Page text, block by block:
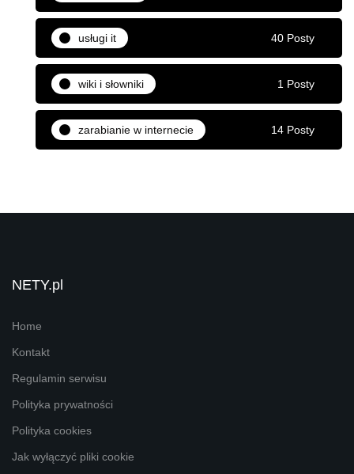
usługi it 40 Posty
wiki i słowniki 1 Posty
zarabianie w internecie 14 Posty
NETY.pl
Home
Kontakt
Regulamin serwisu
Polityka prywatności
Polityka cookies
Jak wyłączyć pliki cookie